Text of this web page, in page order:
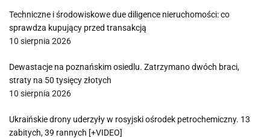
Techniczne i środowiskowe due diligence nieruchomości: co
sprawdza kupujący przed transakcją
10 sierpnia 2026
Dewastacje na poznańskim osiedlu. Zatrzymano dwóch braci,
straty na 50 tysięcy złotych
10 sierpnia 2026
Ukraińskie drony uderzyły w rosyjski ośrodek petrochemiczny. 13
zabitych, 39 rannych [+VIDEO]